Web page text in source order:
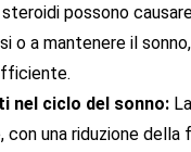
steroidi possono
o a mantenere il
nel ciclo del sonno:
con una riduzione della